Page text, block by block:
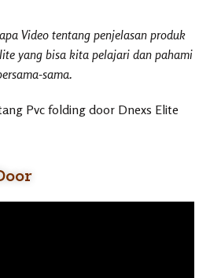
Video tentang penjelasan produk
yang bisa kita pelajari dan pahami
sama.
Pvc folding door Dnexs Elite